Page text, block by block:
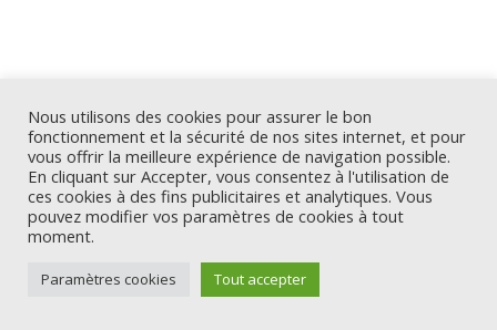
Nous utilisons des cookies pour assurer le bon
fonctionnement et la sécurité de nos sites internet, et pour
vous offrir la meilleure expérience de navigation possible.
En cliquant sur Accepter, vous consentez à l'utilisation de
ces cookies à des fins publicitaires et analytiques. Vous
pouvez modifier vos paramètres de cookies à tout
moment.
Paramètres cookies Tout accepter